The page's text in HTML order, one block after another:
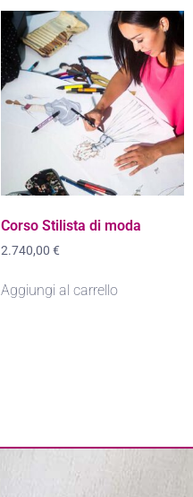
Corso Stilista di moda
2.740,00 €
Aggiungi al carrello